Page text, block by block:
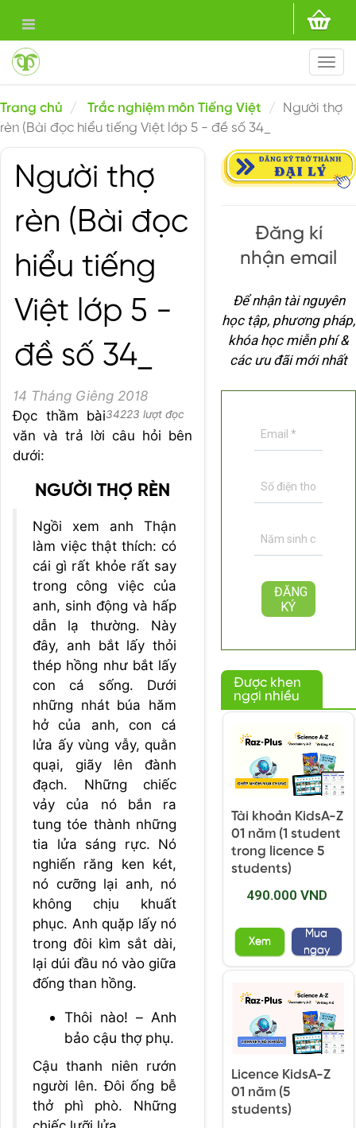
Trang chủ Trắc nghiệm môn Tiếng Việt
Người thợ
rèn (Bài đọc hiểu tiếng Việt lớp 5 - đề số 34_
Người thợ
rèn (Bài đọc
hiểu tiếng
Việt lớp 5 -
đề số 34_
14 Tháng Giêng 2018
34223 lượt đọc
Đọc thầm bài
văn và trả lời câu hỏi bên
dưới:
NGƯỜI THỢ RÈN
Ngồi xem anh Thận
làm việc thật thích: có
cái gì rất khỏe rất say
trong công việc của
anh, sinh động và hấp
dẫn lạ thường. Này
đây, anh bắt lấy thỏi
thép hồng như bắt lấy
con cá sống. Dưới
những nhát búa hăm
hở của anh, con cá
lửa ấy vùng vẫy, quằn
quại, giãy lên đành
đạch. Những chiếc
vảy của nó bắn ra
tung tóe thành những
tia lửa sáng rực. Nó
nghiến răng ken két,
nó cưỡng lại anh, nó
không chịu khuất
phục. Anh quặp lấy nó
trong đôi kìm sắt dài,
lại dúi đầu nó vào giữa
đống than hồng.
Thôi nào! – Anh
bảo cậu thợ phụ.
Cậu thanh niên rướn
người lên. Đôi ống bễ
thở phì phò. Những
Đăng kí
nhận email
Để nhận tài nguyên
học tập, phương pháp,
khóa học miễn phí &
các ưu đãi mới nhất
Được khen
ngợi nhiều
Tài khoản KidsA-Z
01 năm (1 student
trong licence 5
students)
490.000 VND
Xem
Mua
ngay
Licence KidsA-Z
01 năm (5
students)